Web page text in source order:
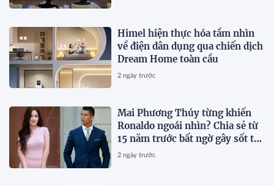
Himel hiện thực hóa tầm nhìn
về điện dân dụng qua chiến dịch
Dream Home toàn cầu
2 ngày trước
Mai Phương Thúy từng khiến
Ronaldo ngoái nhìn? Chia sẻ từ
15 năm trước bất ngờ gây sốt trở
lại
2 ngày trước